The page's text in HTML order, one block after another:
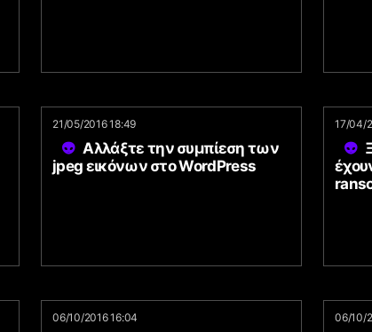
21/05/2016 18:49
Αλλάξτε την συμπίεση των
jpeg εικόνων στο WordPress
17/04/
06/10/2016 16:04 06/10/